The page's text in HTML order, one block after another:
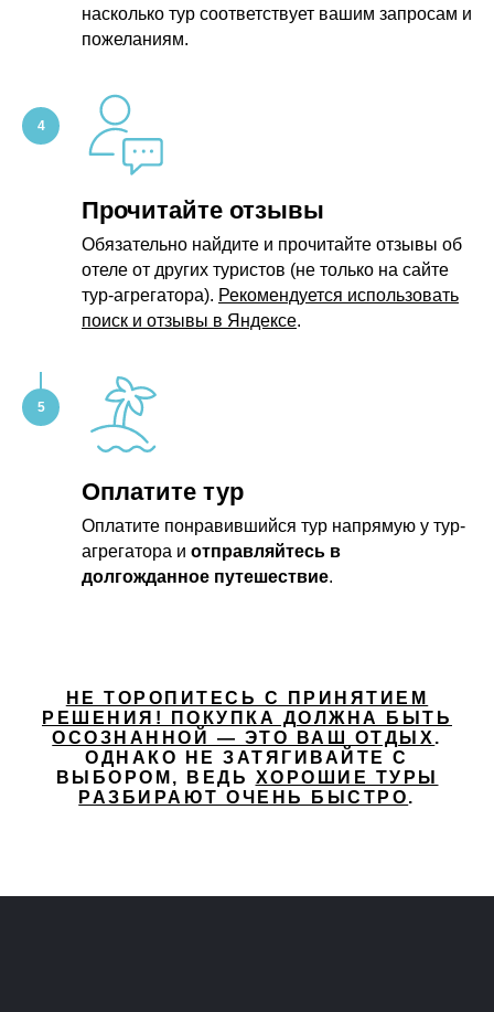
насколько тур соответствует вашим запросам и
пожеланиям.
Прочитайте отзывы
Обязательно найдите и прочитайте отзывы об
отеле от других туристов (не только на сайте
тур-агрегатора). Рекомендуется использовать
поиск и отзывы в Яндексе.
Оплатите тур
Оплатите понравившийся тур напрямую у тур-
агрегатора и отправляйтесь в
долгожданное путешествие.
НЕ ТОРОПИТЕСЬ С ПРИНЯТИЕМ
РЕШЕНИЯ! ПОКУПКА ДОЛЖНА БЫТЬ
ОСОЗНАННОЙ — ЭТО ВАШ ОТДЫХ .
ОДНАКО НЕ ЗАТЯГИВАЙТЕ С
ВЫБОРОМ, ВЕДЬ ХОРОШИЕ ТУРЫ
РАЗБИРАЮТ ОЧЕНЬ БЫСТРО.